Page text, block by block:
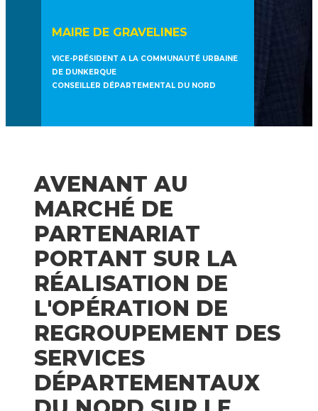
MAIRE DE GRAVELINES
VICE-PRÉSIDENT A LA COMMUNAUTÉ URBAINE
DE DUNKERQUE
CONSEILLER DÉPARTEMENTAL DU NORD
AVENANT AU
MARCHÉ DE
PARTENARIAT
PORTANT SUR LA
RÉALISATION DE
L'OPÉRATION DE
REGROUPEMENT DES
SERVICES
DÉPARTEMENTAUX